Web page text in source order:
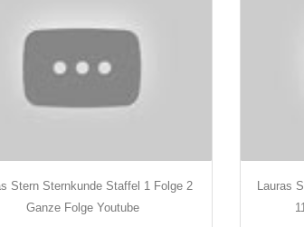
Stern Sternkunde Staffel 1 Folge 2
Ganze Folge Youtube
Lauras